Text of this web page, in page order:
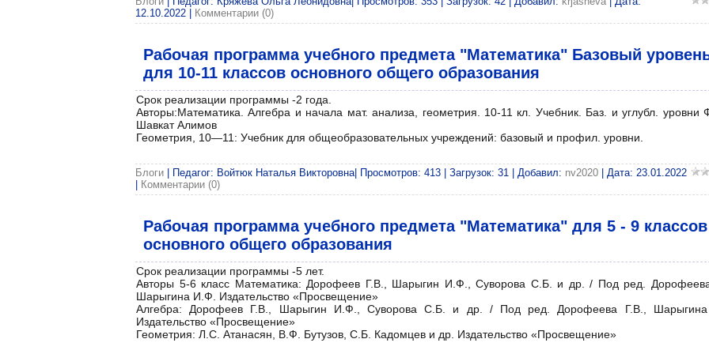
12.10.2022
Комментарии (0)
Рабочая программа учебного предмета "Математика" Базовый
для 10-11 классов основного общего образования
Срок реализации программы -2 года.
Авторы:Математика. Алгебра и начала мат. анализа, геометрия. 10-11 кл. Учебник. Баз. и углубл. уровни
Шавкат Алимов
Геометрия, 10—11: Учебник для общеобразовательных учреждений: базовый и профил. уровни.
Блоги | Педагог: Войтюк Наталья Викторовна| Просмотров: 413 | Загрузок: 31 | Добавил: nv2020 | Дата: 23.01.2022
Комментарии (0)
Рабочая программа учебного предмета "Математика" для 5 - 9 классов
основного общего образования
Срок реализации программы -5 лет.
Авторы 5-6 класс Математика: Дорофеев Г.В., Шарыгин И.Ф., Суворова С.Б. и др. / Под ред.
Шарыгина И.Ф. Издательство «Просвещение»
Алгебра: Дорофеев Г.В., Шарыгин И.Ф., Суворова С.Б. и др. / Под ред. Дорофеева Г.В.,
Издательство «Просвещение»
Геометрия: Л.С. Атанасян, В.Ф. Бутузов, С.Б. Кадомцев и др. Издательство «Просвещение»